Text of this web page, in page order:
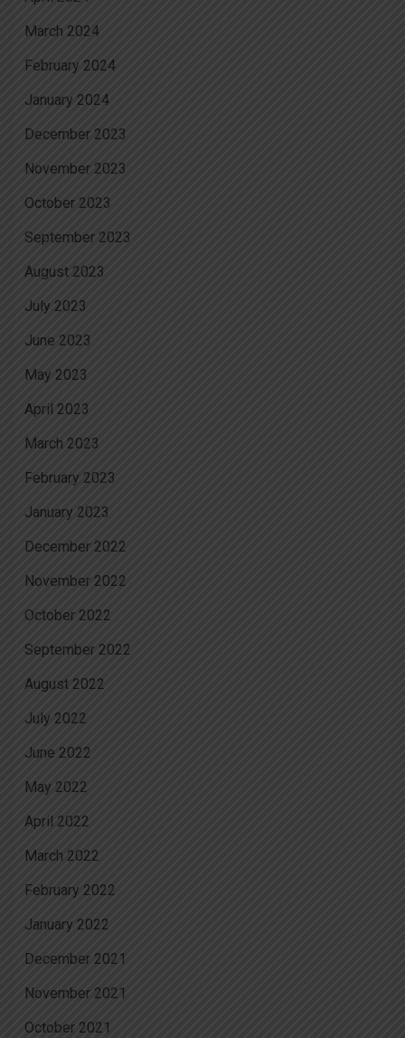
March 2024
February 2024
January 2024
December 2023
November 2023
October 2023
September 2023
August 2023
July 2023
June 2023
May 2023
April 2023
March 2023
February 2023
January 2023
December 2022
November 2022
October 2022
September 2022
August 2022
July 2022
June 2022
May 2022
April 2022
March 2022
February 2022
January 2022
December 2021
November 2021
October 2021